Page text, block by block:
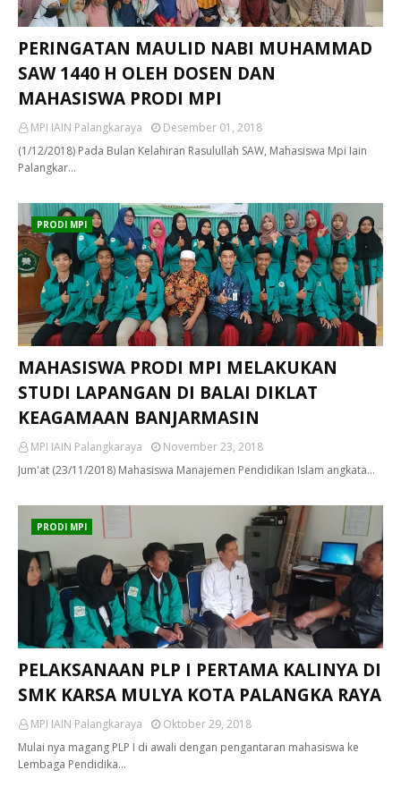
PERINGATAN MAULID NABI MUHAMMAD
SAW 1440 H OLEH DOSEN DAN
MAHASISWA PRODI MPI
MPI IAIN Palangkaraya
Desember 01, 2018
(1/12/2018) Pada Bulan Kelahiran Rasulullah SAW, Mahasiswa Mpi Iain
Palangkar…
PRODI MPI
MAHASISWA PRODI MPI MELAKUKAN
STUDI LAPANGAN DI BALAI DIKLAT
KEAGAMAAN BANJARMASIN
MPI IAIN Palangkaraya
November 23, 2018
Jum'at (23/11/2018) Mahasiswa Manajemen Pendidikan Islam angkata…
PRODI MPI
PELAKSANAAN PLP I PERTAMA KALINYA DI
SMK KARSA MULYA KOTA PALANGKA RAYA
MPI IAIN Palangkaraya
Oktober 29, 2018
Mulai nya magang PLP I di awali dengan pengantaran mahasiswa ke
Lembaga Pendidika…